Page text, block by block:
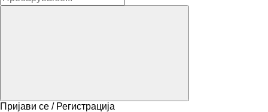
Пријави се / Регистрација